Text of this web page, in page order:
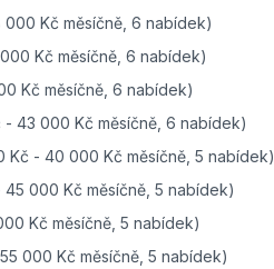
000 Kč měsíčně, 6 nabídek)
Kč měsíčně, 6 nabídek)
Kč měsíčně, 6 nabídek)
- 43 000 Kč měsíčně, 6 nabídek)
Kč - 40 000 Kč měsíčně, 5 nabídek)
000 Kč měsíčně, 5 nabídek)
Kč měsíčně, 5 nabídek)
000 Kč měsíčně, 5 nabídek)